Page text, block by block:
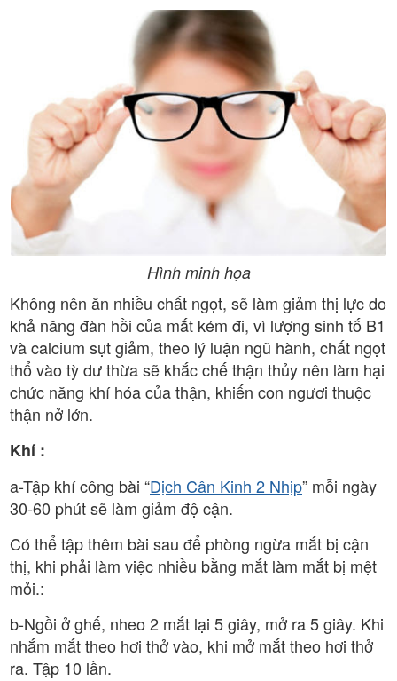
Hình minh họa
Không nên ăn nhiều chất ngọt, sẽ làm giảm thị lực do
khả năng đàn hồi của mắt kém đi, vì lượng sinh tố B1
và calcium sụt giảm, theo lý luận ngũ hành, chất ngọt
thổ vào tỳ dư thừa sẽ khắc chế thận thủy nên làm hại
chức năng khí hóa của thận, khiến con ngươi thuộc
thận nở lớn.
Khí :
a-Tập khí công bài “Dịch Cân Kinh 2 Nhịp” mỗi ngày
30-60 phút sẽ làm giảm độ cận.
Có thể tập thêm bài sau để phòng ngừa mắt bị cận
thị, khi phải làm việc nhiều bằng mắt làm mắt bị mệt
mỏi.:
b-Ngồi ở ghế, nheo 2 mắt lại 5 giây, mở ra 5 giây. Khi
nhắm mắt theo hơi thở vào, khi mở mắt theo hơi thở
ra. Tập 10 lần.